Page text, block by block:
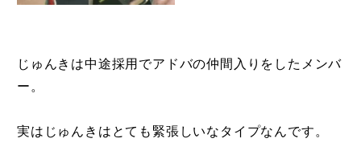
じゅんきは中途採用でアドバの仲間入りをしたメンバ
ー。
実はじゅんきはとても緊張しいなタイプなんです。